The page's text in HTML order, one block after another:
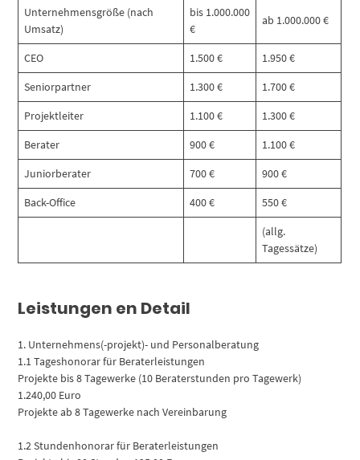
Unternehmensgröße (nach
Umsatz)
bis 1.000.000
€
ab 1.000.000 €
CEO 1.500 €
1.950 €
Seniorpartner
1.300 €
1.700 €
Projektleiter
1.100 €
1.300 €
Berater
900 €
1.100 €
Juniorberater
700 €
900 €
Back-Office
400 €
550 €
(allg.
Tagessätze)
Leistungen en Detail
1. Unternehmens(-projekt)- und Personalberatung
1.1 Tageshonorar für Beraterleistungen
Projekte bis 8 Tagewerke (10 Beraterstunden pro Tagewerk)
1.240,00 Euro
Projekte ab 8 Tagewerke nach Vereinbarung
1.2 Stundenhonorar für Beraterleistungen